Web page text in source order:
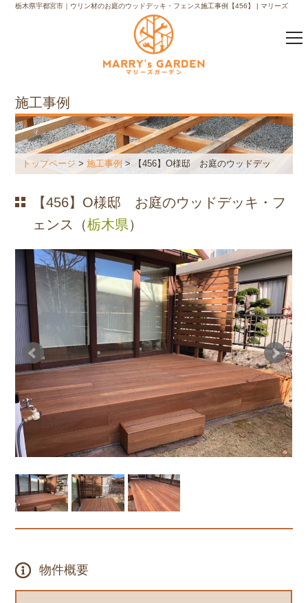
栃木県宇都宮市｜ウリン材のお庭のウッドデッキ・フェンス施工事例【456】 | マリーズ
ガーデンウッドデッキ施工の専門店｜マリーズガーデン
施工事例
トップページ >施工事例 > 【456】O様邸 お庭のウッドデッ
【456】O様邸 お庭のウッドデッキ・フ
ェンス（栃木県）
物件概要